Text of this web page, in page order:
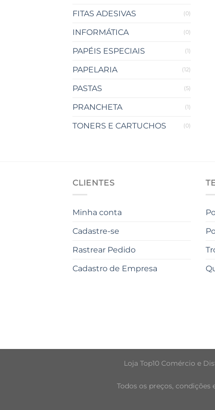
FITAS ADESIVAS (0)
INFORMÁTICA (0)
PAPÉIS ESPECIAIS (1)
PAPELARIA (12)
PASTAS (5)
PRANCHETA (1)
TONERS E CARTUCHOS (0)
CLIENTES
Minha conta
Cadastre-se
Rastrear Pedido
Cadastro de Empresa
Loja Top10 Comércio e
Todos os preços, condições